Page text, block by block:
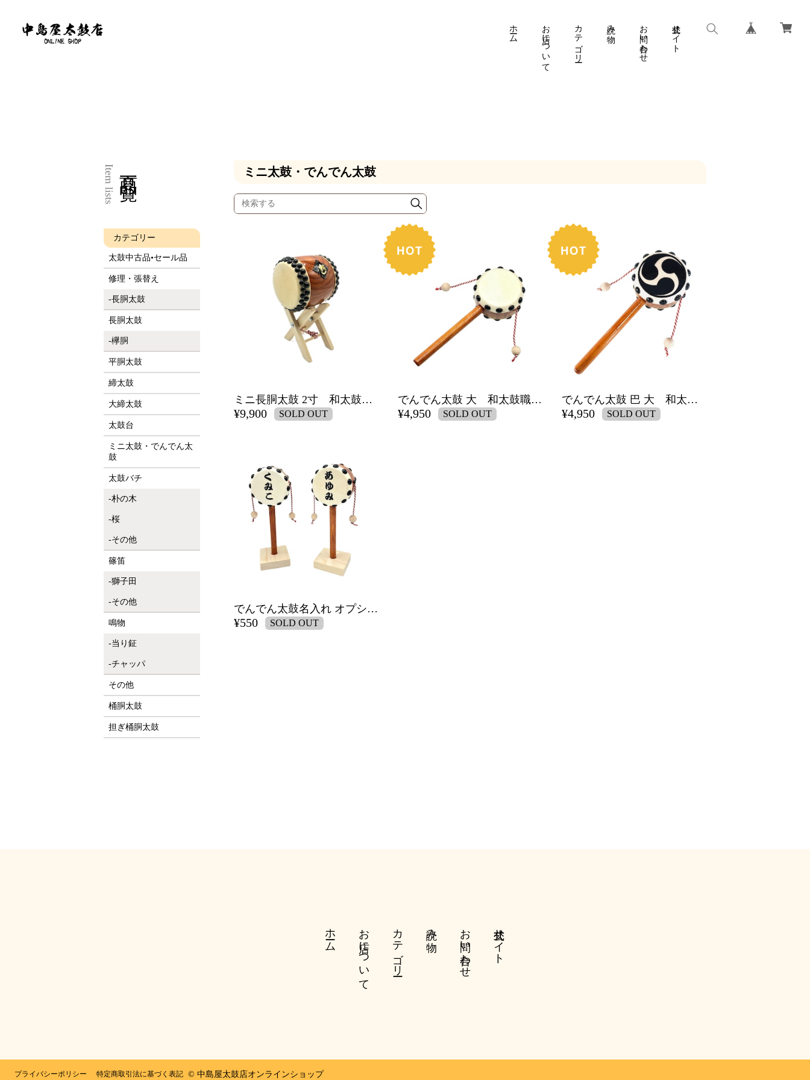
ホーム お店について カテゴリー 読み物 お問い合わせ 公式サイト
Item lists
カテゴリー
太鼓中古品•セール品
修理・張替え
長胴太鼓
長胴太鼓
欅胴
平胴太鼓
締太鼓
大締太鼓
太鼓台
ミニ太鼓・でんでん太
鼓
太鼓バチ
朴の木
桜
その他
篠笛
獅子田
その他
鳴物
当り鉦
チャッパ
その他
桶胴太鼓
担ぎ桶胴太鼓
ミニ太鼓・でんでん太鼓
ミニ長胴太鼓 2寸 和太鼓職人の手作り品
¥9,900 SOLD OUT
でんでん太鼓 大 和太鼓職人の手作り品
¥4,950 SOLD OUT
でんでん太鼓 巴 大 和太鼓職人の手作り品
¥4,950 SOLD OUT
でんでん太鼓名入れ オプション品
¥550 SOLD OUT
ホーム お店について カテゴリー 読み物 お問い合わせ 公式サイト
プライバシーポリシー 特定商取引法に基づく表記 © 中島屋太鼓店オンラインショップ